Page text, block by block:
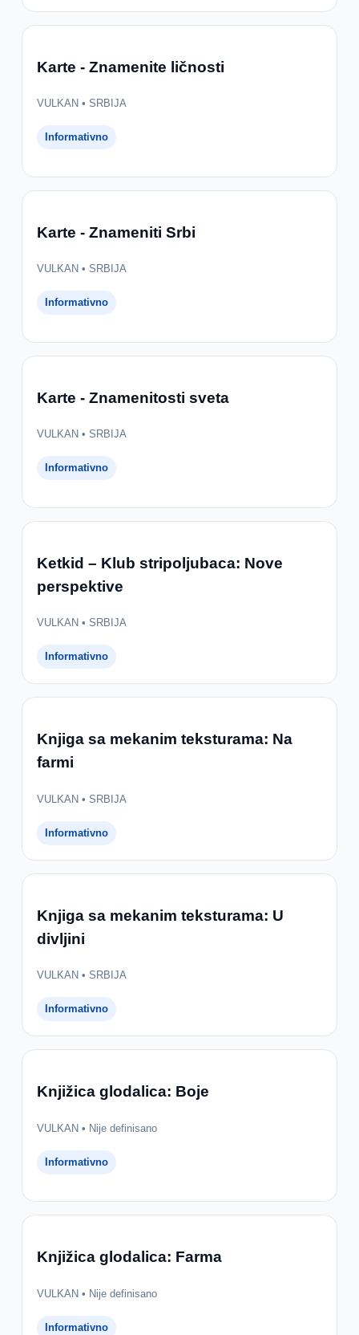
Karte - Znamenite ličnosti
VULKAN • SRBIJA
Informativno
Karte - Znameniti Srbi
VULKAN • SRBIJA
Informativno
Karte - Znamenitosti sveta
VULKAN • SRBIJA
Informativno
Ketkid – Klub stripoljubaca: Nove
perspektive
VULKAN • SRBIJA
Informativno
Knjiga sa mekanim teksturama: Na
farmi
VULKAN • SRBIJA
Informativno
Knjiga sa mekanim teksturama: U
divljini
VULKAN • SRBIJA
Informativno
Knjižica glodalica: Boje
VULKAN • Nije definisano
Informativno
Knjižica glodalica: Farma
VULKAN • Nije definisano
Informativno